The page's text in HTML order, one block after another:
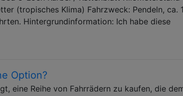
(tropisches Klima) Fahrzweck: Pendeln, ca.
Hintergrundinformation: Ich habe diese
Option?
eine Reihe von Fahrrädern zu kaufen, die